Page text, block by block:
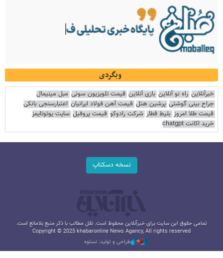
وبگردی
خبرآنلاین راه نو آنلاین بازی آنلاین قیمت تلویزیون سونی مبل مینیمال
جراح بینی گوشتی پرشین هتل قیمت آهن فولاد ایرانیان اعتبارسنجی بانکی
قیمت طلا امروز بلیط قطار شرکت رادوکو قیمت پروفیل سایت یوتوتایمز
خرید اکانت chatgpt
نسخه دسکتاپ
تمامی حقوق این سایت برای خبرآنلاین محفوظ است. نقل مطالب با ذکر منبع بلامانع است.
Copyright © 2025 khabaronline News Agancy, All rights reserved
طراحی و تولید: نستوه